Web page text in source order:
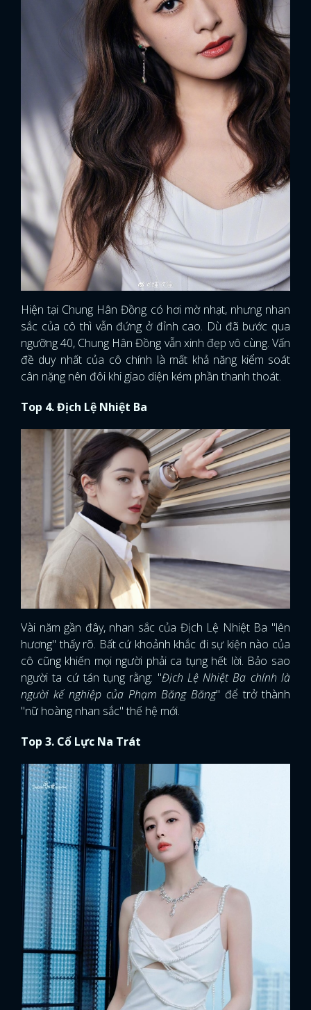
Hiện tại Chung Hân Đồng có hơi mờ nhạt, nhưng nhan
sắc của cô thì vẫn đứng ở đỉnh cao. Dù đã bước qua
ngưỡng 40, Chung Hân Đồng vẫn xinh đẹp vô cùng. Vấn
đề duy nhất của cô chính là mất khả năng kiểm soát
cân nặng nên đôi khi giao diện kém phần thanh thoát.
Top 4. Địch Lệ Nhiệt Ba
Vài năm gần đây, nhan sắc của Địch Lệ Nhiệt Ba "lên
hương" thấy rõ. Bất cứ khoảnh khắc đi sự kiện nào của
cô cũng khiến mọi người phải ca tụng hết lời. Bảo sao
người ta cứ tán tụng rằng: "Địch Lệ Nhiệt Ba chính là
người kế nghiệp của Phạm Băng Băng" để trở thành
"nữ hoàng nhan sắc" thế hệ mới.
Top 3. Cổ Lực Na Trát